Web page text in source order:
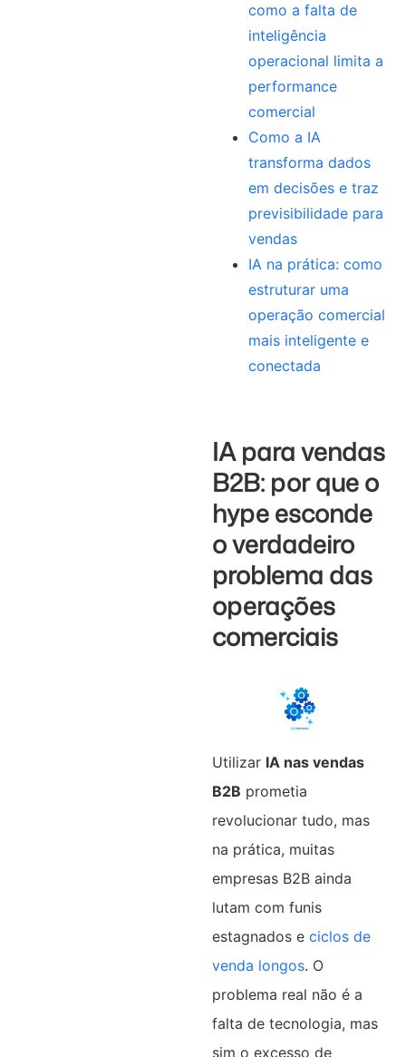
como a falta de
inteligência
operacional limita a
performance
comercial
Como a IA
transforma dados
em decisões e traz
previsibilidade para
vendas
IA na prática: como
estruturar uma
operação comercial
mais inteligente e
conectada
IA para vendas
B2B: por que o
hype esconde
o verdadeiro
problema das
operações
comerciais
Utilizar IA nas vendas
B2B prometia
revolucionar tudo, mas
na prática, muitas
empresas B2B ainda
lutam com funis
estagnados e ciclos de
venda longos. O
problema real não é a
falta de tecnologia, mas
sim o excesso de